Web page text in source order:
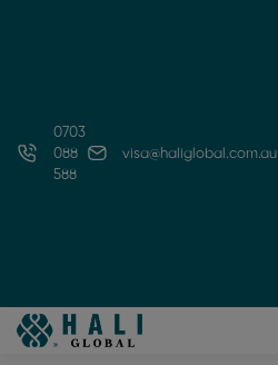
0703
088
588
visa@haliglobal.com.au